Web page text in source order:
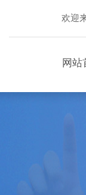
欢迎
网站